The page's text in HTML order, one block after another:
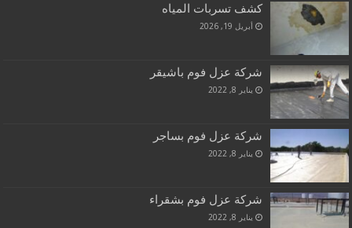
كشف تسربات المياه
أبريل 19, 2026
شركة عزل فوم باشيقر
يناير 8, 2022
شركة عزل فوم بساجر
يناير 8, 2022
شركة عزل فوم بشقراء
يناير 8, 2022